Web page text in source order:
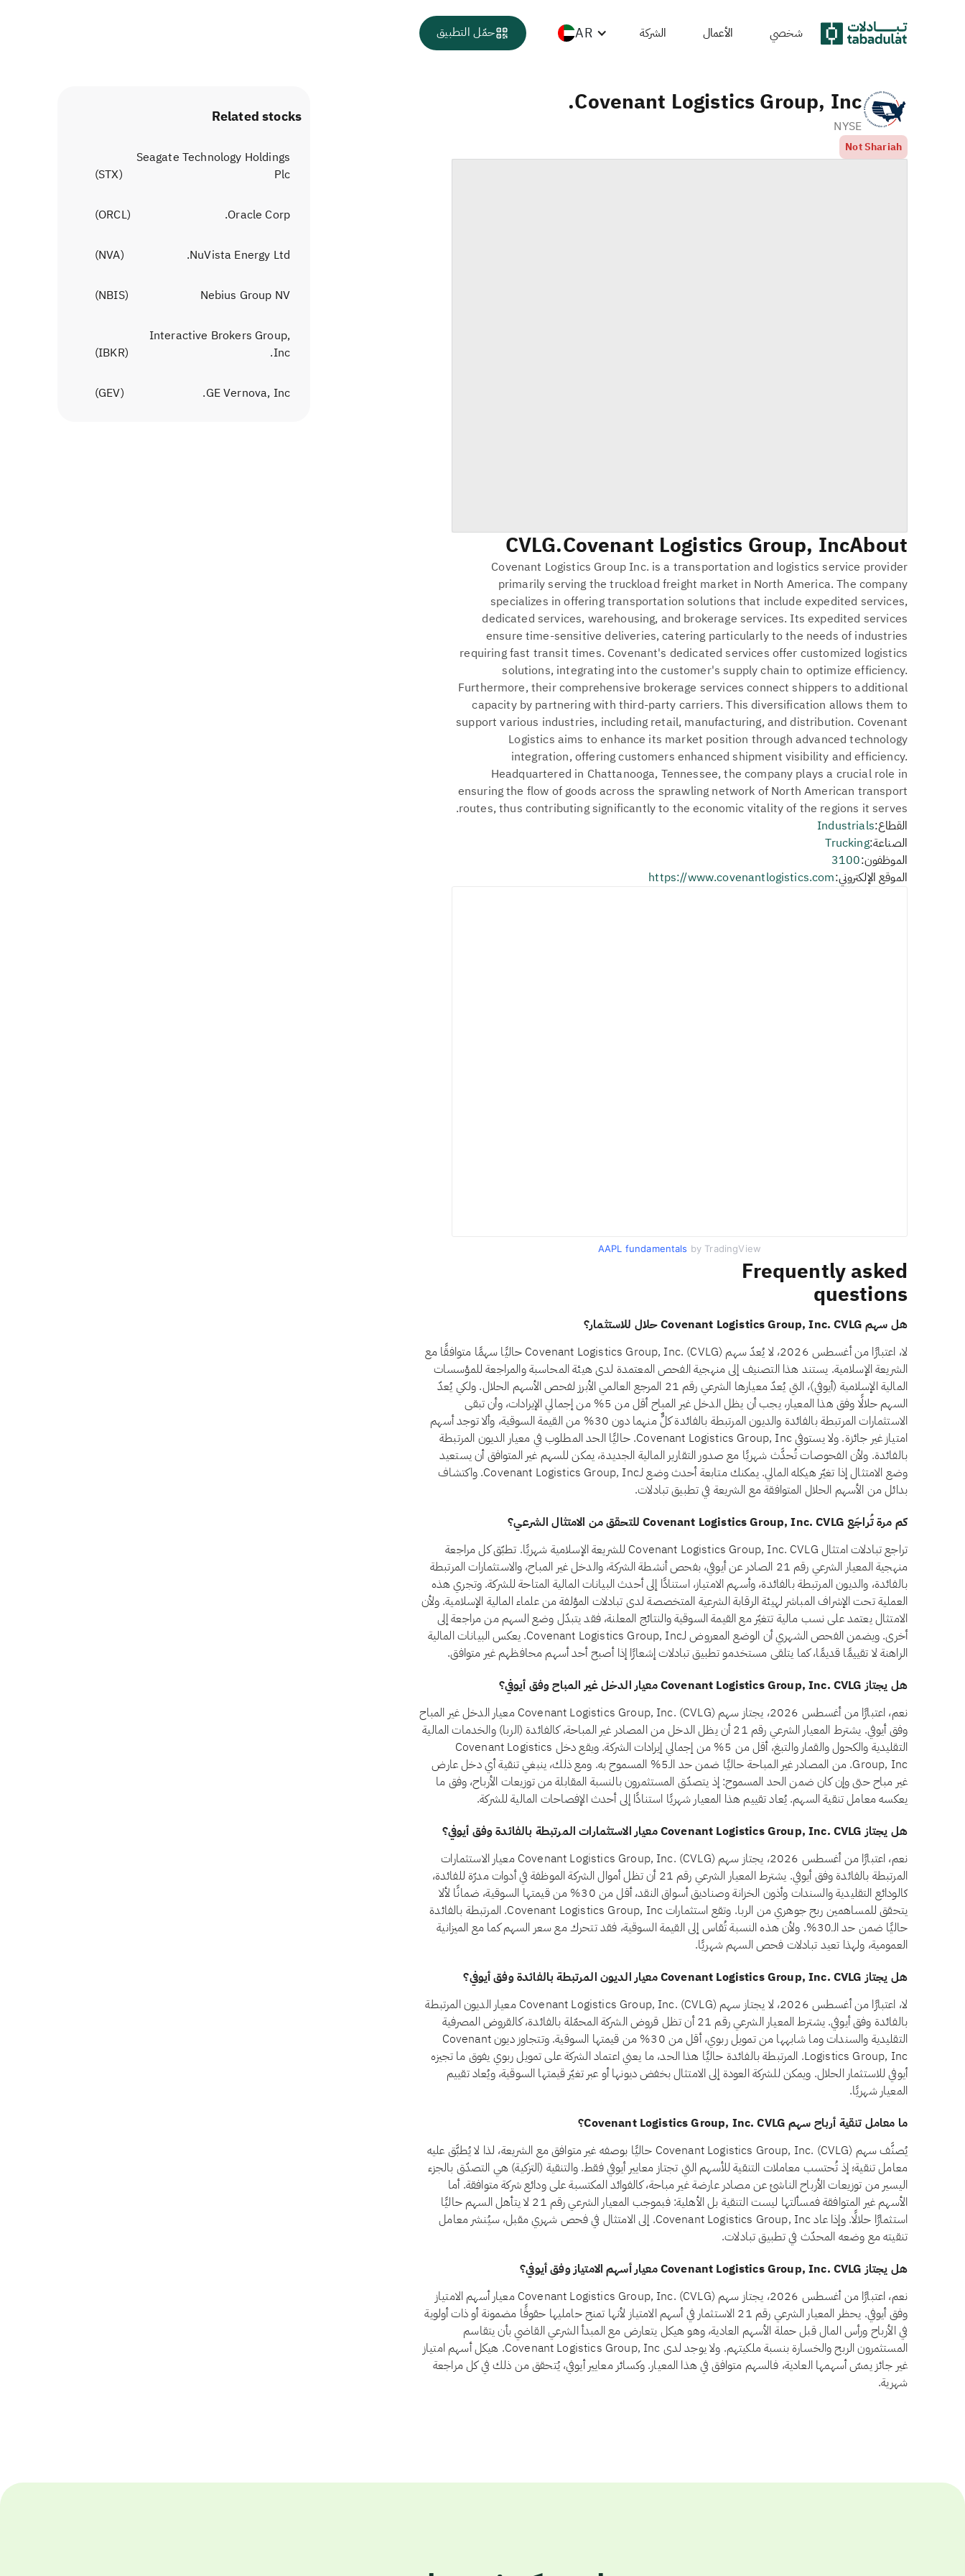
شخصي الأعمال الشركة AR حمّل التطبيق
Covenant Logistics Group, Inc.
NYSE
Not Shariah
About
Covenant Logistics Group, Inc.
CVLG
Covenant Logistics Group Inc. is a transportation and logistics service provider
primarily serving the truckload freight market in North America. The company
specializes in offering transportation solutions that include expedited services,
dedicated services, warehousing, and brokerage services. Its expedited services
ensure time-sensitive deliveries, catering particularly to the needs of industries
requiring fast transit times. Covenant's dedicated services offer customized logistics
solutions, integrating into the customer's supply chain to optimize efficiency.
Furthermore, their comprehensive brokerage services connect shippers to additional
capacity by partnering with third-party carriers. This diversification allows them to
support various industries, including retail, manufacturing, and distribution. Covenant
Logistics aims to enhance its market position through advanced technology
integration, offering customers enhanced shipment visibility and efficiency.
Headquartered in Chattanooga, Tennessee, the company plays a crucial role in
ensuring the flow of goods across the sprawling network of North American transport
routes, thus contributing significantly to the economic vitality of the regions it serves.
القطاع:Industrials
الصناعة:Trucking
الموظفون:3100
الموقع الإلكتروني:https://www.covenantlogistics.com
AAPL fundamentals by TradingView
Frequently asked
questions
هل سهم Covenant Logistics Group, Inc. CVLG حلال للاستثمار؟
لا، اعتبارًا من أغسطس 2026، لا يُعدّ سهم Covenant Logistics Group, Inc. (CVLG) حاليًا سهمًا متوافقًا مع
الشريعة الإسلامية. يستند هذا التصنيف إلى منهجية الفحص المعتمدة لدى هيئة المحاسبة والمراجعة للمؤسسات
المالية الإسلامية (أيوفي)، التي يُعدّ معيارها الشرعي رقم 21 المرجع العالمي الأبرز لفحص الأسهم الحلال. ولكي يُعدّ
السهم حلالًا وفق هذا المعيار، يجب أن يظل الدخل غير المباح أقل من 5% من إجمالي الإيرادات، وأن تبقى
الاستثمارات المرتبطة بالفائدة والديون المرتبطة بالفائدة كلٌّ منهما دون 30% من القيمة السوقية، وألا توجد أسهم
امتياز غير جائزة. ولا يستوفي Covenant Logistics Group, Inc. حاليًا الحد المطلوب في معيار الديون المرتبطة
بالفائدة. ولأن الفحوصات تُحدَّث شهريًا مع صدور التقارير المالية الجديدة، يمكن للسهم غير المتوافق أن يستعيد
وضع الامتثال إذا تغيّر هيكله المالي. يمكنك متابعة أحدث وضع لـCovenant Logistics Group, Inc. واكتشاف
بدائل من الأسهم الحلال المتوافقة مع الشريعة في تطبيق تبادلات.
كم مرة تُراجَع Covenant Logistics Group, Inc. CVLG للتحقق من الامتثال الشرعي؟
تراجع تبادلات امتثال Covenant Logistics Group, Inc. CVLG للشريعة الإسلامية شهريًا. تطبّق كل مراجعة
منهجية المعيار الشرعي رقم 21 الصادر عن أيوفي، بفحص أنشطة الشركة، والدخل غير المباح، والاستثمارات المرتبطة
بالفائدة، والديون المرتبطة بالفائدة، وأسهم الامتياز، استنادًا إلى أحدث البيانات المالية المتاحة للشركة. وتجري هذه
العملية تحت الإشراف المباشر لهيئة الرقابة الشرعية المتخصصة لدى تبادلات المؤلفة من علماء المالية الإسلامية. ولأن
الامتثال يعتمد على نسب مالية تتغيّر مع القيمة السوقية والنتائج المعلنة، فقد يتبدّل وضع السهم من مراجعة إلى
أخرى. ويضمن الفحص الشهري أن الوضع المعروض لـCovenant Logistics Group, Inc. يعكس البيانات المالية
الراهنة لا تقييمًا قديمًا، كما يتلقى مستخدمو تطبيق تبادلات إشعارًا إذا أصبح أحد أسهم محافظهم غير متوافق.
هل يجتاز Covenant Logistics Group, Inc. CVLG معيار الدخل غير المباح وفق أيوفي؟
نعم، اعتبارًا من أغسطس 2026، يجتاز سهم Covenant Logistics Group, Inc. (CVLG) معيار الدخل غير المباح
وفق أيوفي. يشترط المعيار الشرعي رقم 21 أن يظل الدخل من المصادر غير المباحة، كالفائدة (الربا) والخدمات المالية
التقليدية والكحول والقمار والتبغ، أقل من 5% من إجمالي إيرادات الشركة. ويقع دخل Covenant Logistics
Group, Inc. من المصادر غير المباحة حاليًا ضمن حد الـ5% المسموح به. ومع ذلك، ينبغي تنقية أي دخل عارض
غير مباح حتى وإن كان ضمن الحد المسموح: إذ يتصدّق المستثمرون بالنسبة المقابلة من توزيعات الأرباح، وفق ما
يعكسه معامل تنقية السهم. يُعاد تقييم هذا المعيار شهريًا استنادًا إلى أحدث الإفصاحات المالية للشركة.
هل يجتاز Covenant Logistics Group, Inc. CVLG معيار الاستثمارات المرتبطة بالفائدة وفق أيوفي؟
نعم، اعتبارًا من أغسطس 2026، يجتاز سهم Covenant Logistics Group, Inc. (CVLG) معيار الاستثمارات
المرتبطة بالفائدة وفق أيوفي. يشترط المعيار الشرعي رقم 21 أن تظل أموال الشركة الموظفة في أدوات مدرّة للفائدة،
كالودائع التقليدية والسندات وأذون الخزانة وصناديق أسواق النقد، أقل من 30% من قيمتها السوقية، ضمانًا لألا
يتحقق للمساهمين ربح جوهري من الربا. وتقع استثمارات Covenant Logistics Group, Inc. المرتبطة بالفائدة
حاليًا ضمن حد الـ30%. ولأن هذه النسبة تُقاس إلى القيمة السوقية، فقد تتحرك مع سعر السهم كما مع الميزانية
العمومية، ولهذا تعيد تبادلات فحص السهم شهريًا.
هل يجتاز Covenant Logistics Group, Inc. CVLG معيار الديون المرتبطة بالفائدة وفق أيوفي؟
لا، اعتبارًا من أغسطس 2026، لا يجتاز سهم Covenant Logistics Group, Inc. (CVLG) معيار الديون المرتبطة
بالفائدة وفق أيوفي. يشترط المعيار الشرعي رقم 21 أن تظل قروض الشركة المحمّلة بالفائدة، كالقروض المصرفية
التقليدية والسندات وما شابهها من تمويل ربوي، أقل من 30% من قيمتها السوقية. وتتجاوز ديون Covenant
Logistics Group, Inc. المرتبطة بالفائدة حاليًا هذا الحد، ما يعني اعتماد الشركة على تمويل ربوي يفوق ما تجيزه
أيوفي للاستثمار الحلال. ويمكن للشركة العودة إلى الامتثال بخفض ديونها أو عبر تغيّر قيمتها السوقية، ويُعاد تقييم
المعيار شهريًا.
ما معامل تنقية أرباح سهم Covenant Logistics Group, Inc. CVLG؟
يُصنَّف سهم Covenant Logistics Group, Inc. (CVLG) حاليًا بوصفه غير متوافق مع الشريعة، لذا لا يُطبَّق عليه
معامل تنقية؛ إذ تُحتسب معاملات التنقية للأسهم التي تجتاز معايير أيوفي فقط. والتنقية (التزكية) هي التصدّق بالجزء
اليسير من توزيعات الأرباح الناشئ عن مصادر عارضة غير مباحة، كالفوائد المكتسبة على ودائع شركة متوافقة. أما
الأسهم غير المتوافقة فمسألتها ليست التنقية بل الأهلية: فبموجب المعيار الشرعي رقم 21 لا يتأهل السهم حاليًا
استثمارًا حلالًا. وإذا عاد Covenant Logistics Group, Inc. إلى الامتثال في فحص شهري مقبل، سيُنشر معامل
تنقيته مع وضعه المحدّث في تطبيق تبادلات.
هل يجتاز Covenant Logistics Group, Inc. CVLG معيار أسهم الامتياز وفق أيوفي؟
نعم، اعتبارًا من أغسطس 2026، يجتاز سهم Covenant Logistics Group, Inc. (CVLG) معيار أسهم الامتياز
وفق أيوفي. يحظر المعيار الشرعي رقم 21 الاستثمار في أسهم الامتياز لأنها تمنح حامليها حقوقًا مضمونة أو ذات أولوية
في الأرباح ورأس المال قبل حملة الأسهم العادية، وهو هيكل يتعارض مع المبدأ الشرعي القاضي بأن يتقاسم
المستثمرون الربح والخسارة بنسبة ملكيتهم. ولا يوجد لدى Covenant Logistics Group, Inc. هيكل أسهم امتياز
غير جائز يمسّ أسهمها العادية، فالسهم متوافق في هذا المعيار. وكسائر معايير أيوفي، يُتحقق من ذلك في كل مراجعة
شهرية.
Related stocks
Seagate Technology Holdings
Plc
(
STX
)
Oracle Corp.
(
ORCL
)
NuVista Energy Ltd.
(
NVA
)
Nebius Group NV
(
NBIS
)
Interactive Brokers Group,
Inc.
(
IBKR
)
GE Vernova, Inc.
(
GEV
)